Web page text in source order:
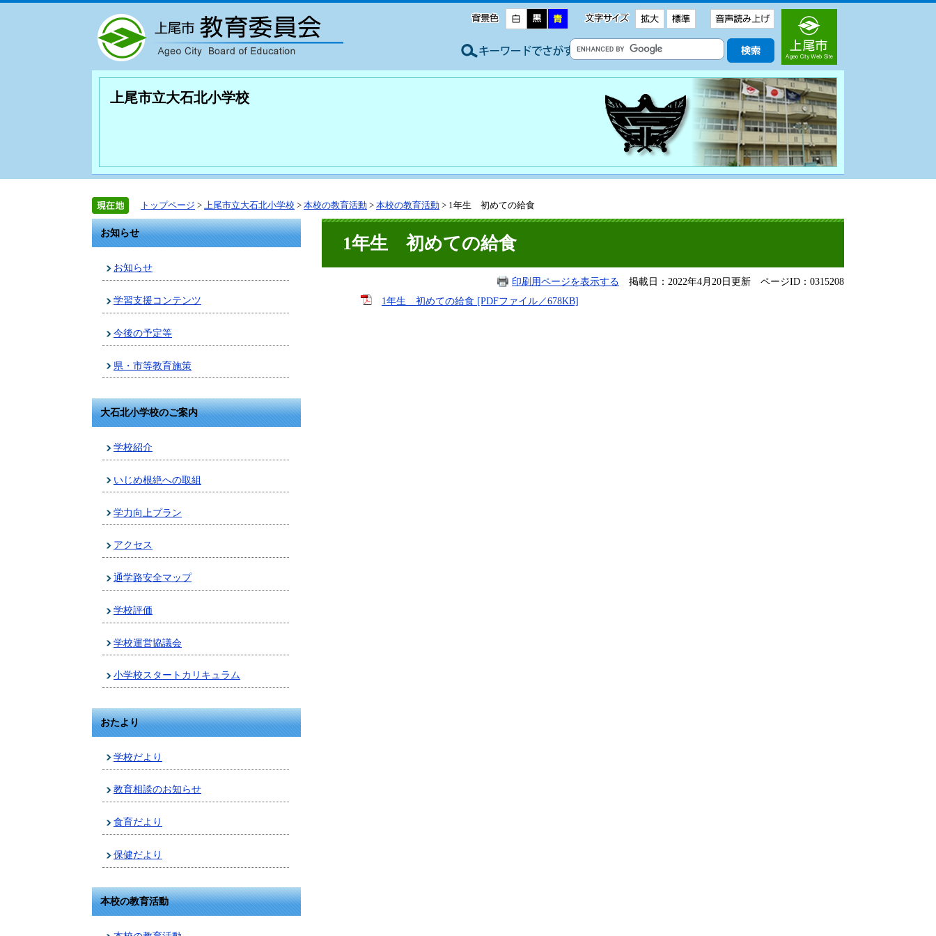
上尾市立大石北小学校
トップページ > 上尾市立大石北小学校 > 本校の教育活動 > 本校の教育活動 > 1年生 初めての給食
お知らせ
お知らせ
学習支援コンテンツ
今後の予定等
県・市等教育施策
大石北小学校のご案内
学校紹介
いじめ根絶への取組
学力向上プラン
アクセス
通学路安全マップ
学校評価
学校運営協議会
小学校スタートカリキュラム
おたより
学校だより
教育相談のお知らせ
食育だより
保健だより
本校の教育活動
1年生 初めての給食
印刷用ページを表示する 掲載日：2022年4月20日更新 ページID：0315208
1年生 初めての給食 [PDFファイル／678KB]